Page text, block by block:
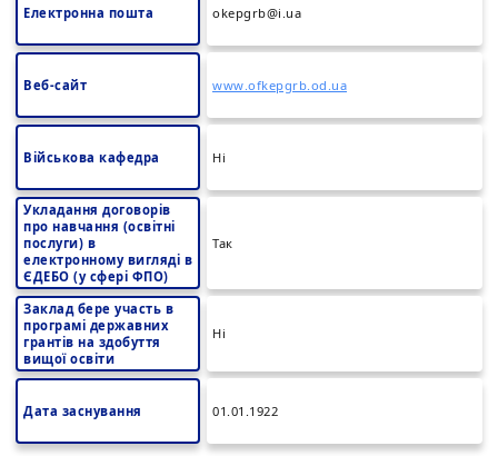
Електронна пошта okepgrb@i.ua
Веб-сайт www.ofkepgrb.od.ua
Військова кафедра Ні
Укладання договорів
про навчання (освітні
послуги) в
електронному вигляді в
ЄДЕБО (у сфері ФПО)
Так
Заклад бере участь в
програмі державних
грантів на здобуття
вищої освіти
Ні
Дата заснування 01.01.1922